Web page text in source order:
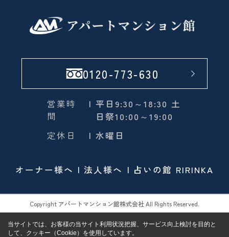
0120-773-630
営業時
間
| 平日9:30～18:30 土
日祭10:00～19:00
定休日
| 水曜日
オーナー様へ 法人様へ 占いの館 RIRINKA
Copyright アパートマンション館株式会社 All Rights Reserved.
当サイトでは、お客様の当サイト利用状況把握、サービス向上検討を目的と
して、クッキー（Cookie）を使用しています。